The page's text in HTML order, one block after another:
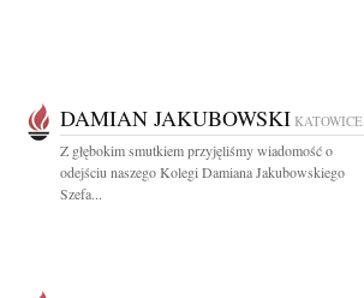
DAMIAN JAKUBOWSKI KATOWICE
Z głębokim smutkiem przyjęliśmy wiadomość o
odejściu naszego Kolegi Damiana Jakubowskiego
Szefa...